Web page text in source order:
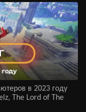
в 2023 году
The Lord of The